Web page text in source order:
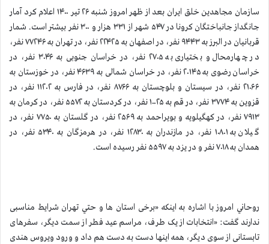
سازمان مجاهدين خلق ايران بعد از ظهر امروز شنبه ۲۶ تیر ۱۴۰۰ اعلام كرد آمار
جانگداز جانباختگان كرونا در ۵۴۷ شهر از ۳۳۱ هزار و ۳۰۰ نفر بيشتر است. شمار
قربانيان در البرز به ۹۴۴۳ نفر، در اصفهان به ۲۲۴۲۵ نفر، در تهران به ۷۷۲۴۶ نفر،
در چهارمحال و بختیاری به ۲۷۰۵ نفر، در خراسان جنوبی به ۳۰۴۶ نفر، در
خراسان رضوی به ۲۰۱۴۵ نفر، در خراسان شمالی به ۴۶۳۹ نفر، در خوزستان به
۲۱۰۶۶ نفر، در سیستان و بلوچستان به ۸۷۶۶ نفر، در فارس به ۱۱۲۰۲ نفر، در
قزوین به ۳۷۷۴ نفر، در قم به ۱۰۰۲۵ نفر، در کردستان به ۵۵۷۲ نفر، در کرمان به
۷۹۱۳ نفر، در کهگیلویه و بویراحمد به ۲۵۶۹ نفر، در گلستان به ۷۷۵۰ نفر، در
گیلان به ۱۰۸۰۱ نفر، در مازندران به ۱۲۸۳۰ نفر، در هرمزگان به ۵۳۴۰ نفر، در
همدان به ۷۰۱۸ نفر و در یزد به ۵۵۹۷ نفر رسیده است.
روحاني امروز با اشاره به اينكه «برخی استان ها و حتي تهران شرایط مناسبی
ندارند گفت: «انتخابات از یک طرف، مراسم عید فطر از سمت دیگر، سفرهای
تابستانی از سوی دیگر، همه اینها دست به دست هم داد و ورود ویروس هندی